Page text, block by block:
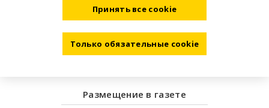
Размещение в газете
Принять все cookie
Только обязательные cookie